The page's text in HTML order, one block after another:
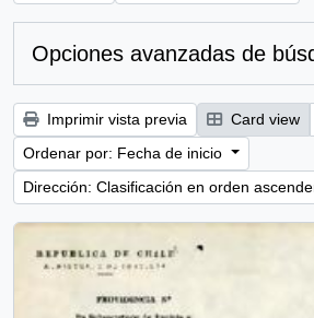
Opciones avanzadas de
Imprimir vista previa Card view
Ordenar por: Fecha de inicio
Dirección: Clasificación en orden